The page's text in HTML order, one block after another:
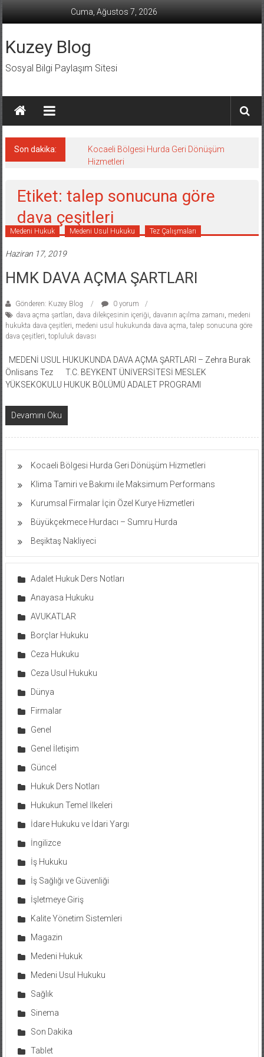
Cuma, Ağustos 7, 2026
Kuzey Blog
Sosyal Bilgi Paylaşım Sitesi
Son dakika:
Kocaeli Bölgesi Hurda Geri Dönüşüm
Hizmetleri
Etiket: talep sonucuna göre
dava çeşitleri
Medeni Hukuk Medeni Usul Hukuku Tez Çalışmaları
Haziran 17, 2019
HMK DAVA AÇMA ŞARTLARI
Gönderen: Kuzey Blog
0 yorum
dava açma şartları, dava dilekçesinin içeriği, davanın açılma zamanı, medeni
hukukta dava çeşitleri, medeni usul hukukunda dava açma, talep sonucuna göre
dava çeşitleri, topluluk davası
MEDENİ USUL HUKUKUNDA DAVA AÇMA ŞARTLARI – Zehra Burak
Önlisans Tez T.C. BEYKENT ÜNİVERSİTESİ MESLEK
YÜKSEKOKULU HUKUK BÖLÜMÜ ADALET PROGRAMI
Devamını Oku
Kocaeli Bölgesi Hurda Geri Dönüşüm Hizmetleri
Klima Tamiri ve Bakımı ile Maksimum Performans
Kurumsal Firmalar İçin Özel Kurye Hizmetleri
Büyükçekmece Hurdacı – Sumru Hurda
Beşiktaş Nakliyeci
Adalet Hukuk Ders Notları
Anayasa Hukuku
AVUKATLAR
Borçlar Hukuku
Ceza Hukuku
Ceza Usul Hukuku
Dünya
Firmalar
Genel
Genel İletişim
Güncel
Hukuk Ders Notları
Hukukun Temel İlkeleri
İdare Hukuku ve İdari Yargı
İngilizce
İş Hukuku
İş Sağlığı ve Güvenliği
İşletmeye Giriş
Kalite Yönetim Sistemleri
Magazin
Medeni Hukuk
Medeni Usul Hukuku
Sağlık
Sinema
Son Dakika
Tablet